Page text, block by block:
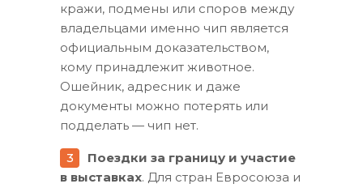
кражи, подмены или споров между
владельцами именно чип является
официальным доказательством,
кому принадлежит животное.
Ошейник, адресник и даже
документы можно потерять или
подделать — чип нет.
Поездки за границу и участие
в выставках. Для стран Евросоюза и